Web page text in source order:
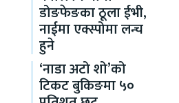
डोङफेङका ठूला ईभी,
नाईमा एक्स्पोमा लन्च
हुने
‘नाडा अटो शो’को
टिकट बुकिङमा ५०